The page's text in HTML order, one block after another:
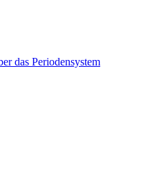
das Periodensystem